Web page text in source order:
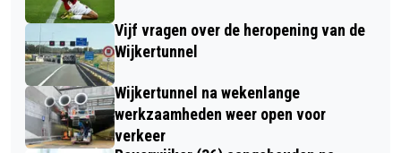
Vijf vragen over de heropening van de
Wijkertunnel
Wijkertunnel na wekenlange
werkzaamheden weer open voor
verkeer